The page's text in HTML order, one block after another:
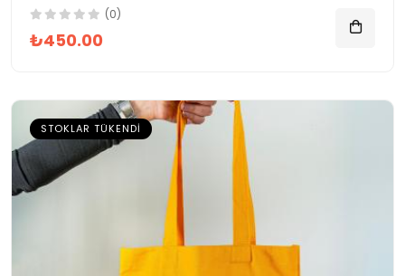
(0)
₺450.00
STOKLAR TÜKENDI